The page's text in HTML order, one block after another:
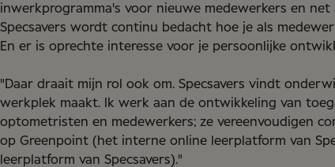
inwerkprogramma's voor nieuwe medewerkers en
Specsavers wordt continu bedacht hoe je als
En er is oprechte interesse voor je persoonlijke
"Daar draait mijn rol ook om. Specsavers vindt
werkplek maakt. Ik werk aan de ontwikkeling van
optometristen en medewerkers; ze vereenvoudigen
op Greenpoint (het interne online leerplatform van
leerplatform van Specsavers)."